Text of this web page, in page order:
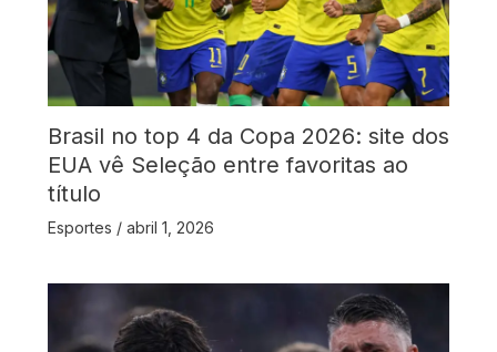
Brasil no top 4 da Copa 2026: site dos
EUA vê Seleção entre favoritas ao
título
Esportes / abril 1, 2026